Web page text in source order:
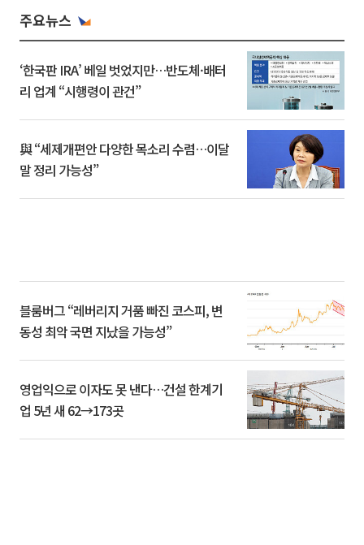
주요뉴스
‘한국판 IRA’ 베일 벗었지만…반도체·배터
리 업계 “시행령이 관건”
與 “세제개편안 다양한 목소리 수렴…이달
말 정리 가능성”
블룸버그 “레버리지 거품 빠진 코스피, 변
동성 최악 국면 지났을 가능성”
영업익으로 이자도 못 낸다…건설 한계기
업 5년 새 62→173곳